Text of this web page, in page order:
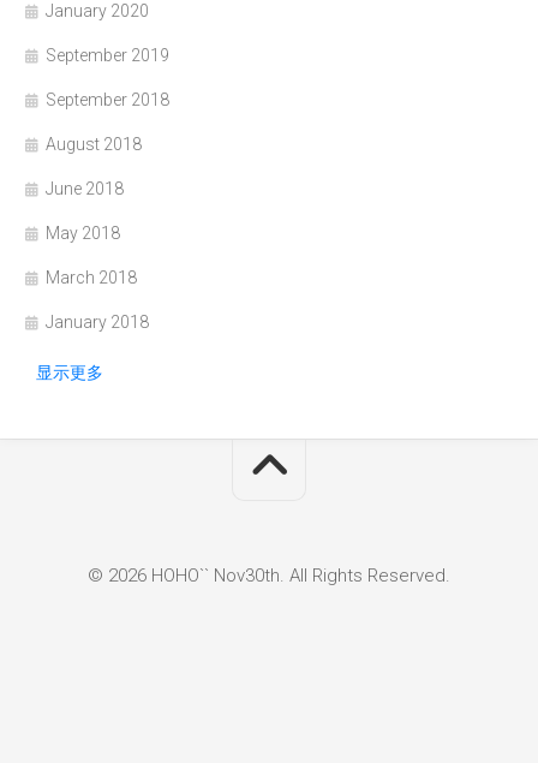
January 2020
September 2019
September 2018
August 2018
June 2018
May 2018
March 2018
January 2018
显示更多
© 2026 HOHO`` Nov30th. All Rights Reserved.